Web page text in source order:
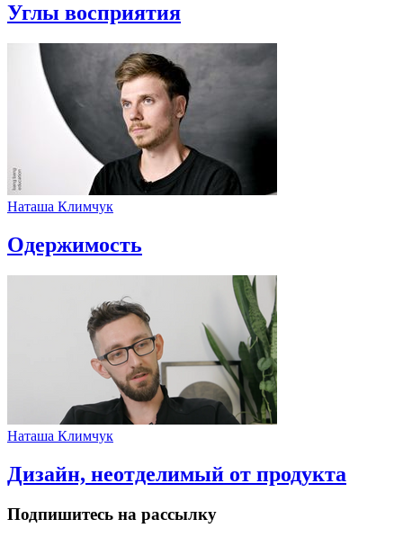
Углы восприятия
Наташа Климчук
Одержимость
Наташа Климчук
Дизайн, неотделимый от продукта
Подпишитесь на рассылку